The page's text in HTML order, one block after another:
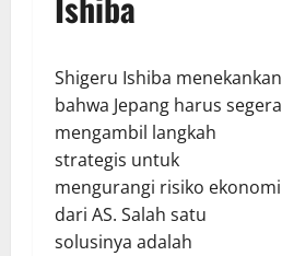
Shigeru Ishiba menekankan
bahwa Jepang harus segera
mengambil langkah
strategis untuk
mengurangi risiko ekonomi
dari AS. Salah satu
solusinya adalah